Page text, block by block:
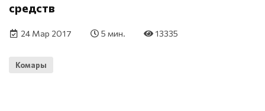
средств
24 Мар 2017 5 мин. 13335
Комары